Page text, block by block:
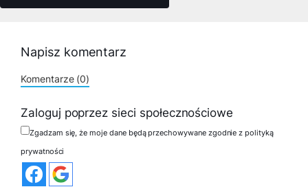
Napisz komentarz
Komentarze (0)
Zaloguj poprzez sieci społecznościowe
Zgadzam się, że moje dane będą przechowywane zgodnie z polityką
prywatności